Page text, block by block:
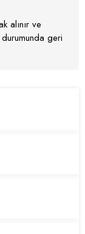
alınır ve
geri